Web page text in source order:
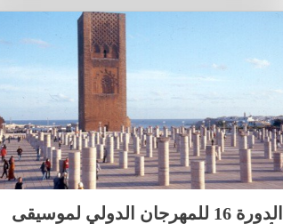
الدورة 16 للمهرجان الدولي لموسيقى